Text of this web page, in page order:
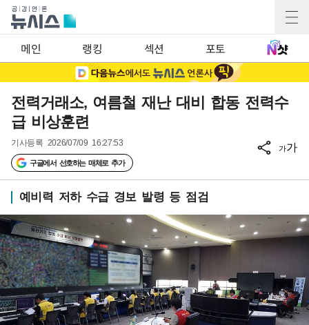
메인 랭킹 섹션 포토
전력거래소, 여름철 재난 대비 합동 전력수
급 비상훈련
기사등록 2026/07/09 16:27:53
구글에서 선호하는 매체로 추가
가가
예비력 저하 수급 경보 발령 등 점검